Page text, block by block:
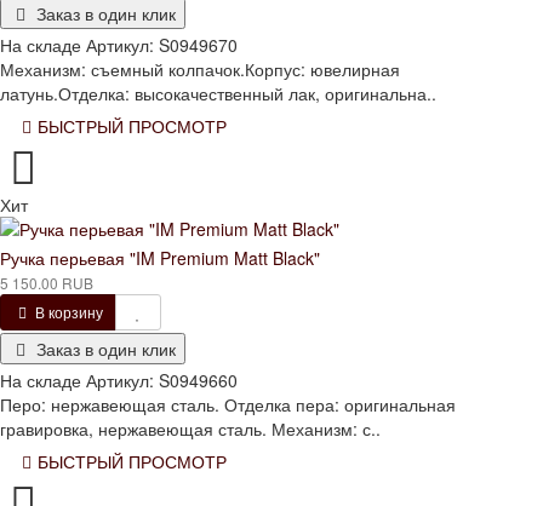
Заказ в один клик
На складе Артикул: S0949670
Механизм: съемный колпачок.Корпус: ювелирная
латунь.Отделка: высокачественный лак, оригинальна..
БЫСТРЫЙ ПРОСМОТР
Хит
Ручка перьевая "IM Premium Matt Black"
5 150.00 RUB
В корзину
Заказ в один клик
На складе Артикул: S0949660
Перо: нержавеющая сталь. Отделка пера: оригинальная
гравировка, нержавеющая сталь. Механизм: с..
БЫСТРЫЙ ПРОСМОТР